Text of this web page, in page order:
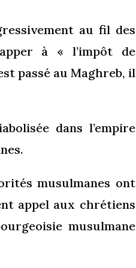
au fil des
à « l’impôt de
passé au Maghreb, il
dans l’empire
musulmanes ont
appel aux chrétiens
musulmane